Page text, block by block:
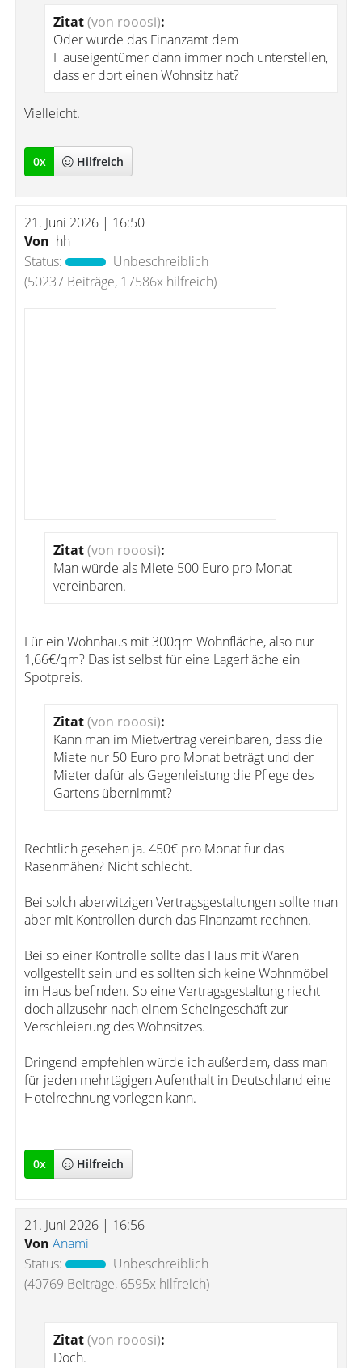
Zitat(von rooosi):
Oder würde das Finanzamt dem
Hauseigentümer dann immer noch unterstellen,
dass er dort einen Wohnsitz hat?
Vielleicht.
0x Hilfreich
21. Juni 2026 | 16:50
Von hh
Status:
Unbeschreiblich
(50237 Beiträge, 17586x hilfreich)
Zitat(von rooosi):
Man würde als Miete 500 Euro pro Monat
vereinbaren.
Für ein Wohnhaus mit 300qm Wohnfläche, also nur
1,66€/qm? Das ist selbst für eine Lagerfläche ein
Spotpreis.
Zitat(von rooosi):
Kann man im Mietvertrag vereinbaren, dass die
Miete nur 50 Euro pro Monat beträgt und der
Mieter dafür als Gegenleistung die Pflege des
Gartens übernimmt?
Rechtlich gesehen ja. 450€ pro Monat für das
Rasenmähen? Nicht schlecht.
Bei solch aberwitzigen Vertragsgestaltungen sollte man
aber mit Kontrollen durch das Finanzamt rechnen.
Bei so einer Kontrolle sollte das Haus mit Waren
vollgestellt sein und es sollten sich keine Wohnmöbel
im Haus befinden. So eine Vertragsgestaltung riecht
doch allzusehr nach einem Scheingeschäft zur
Verschleierung des Wohnsitzes.
Dringend empfehlen würde ich außerdem, dass man
für jeden mehrtägigen Aufenthalt in Deutschland eine
Hotelrechnung vorlegen kann.
0x Hilfreich
21. Juni 2026 | 16:56
Von Anami
Status:
Unbeschreiblich
(40769 Beiträge, 6595x hilfreich)
Zitat(von rooosi):
Doch.